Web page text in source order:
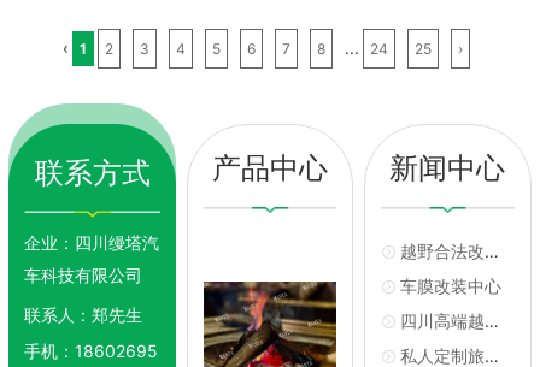
‹ 1 2 3 4 5 6 7 8 ... 24 25 ›
联系方式
企业： 四川缦塔汽
车科技有限公司
联系人：郑先生
手机：18602695
产品中心 新闻中心
越野合法改装厂推荐
车膜改装中心
四川高端越野改装工厂哪家好
私人定制旅行车友分享